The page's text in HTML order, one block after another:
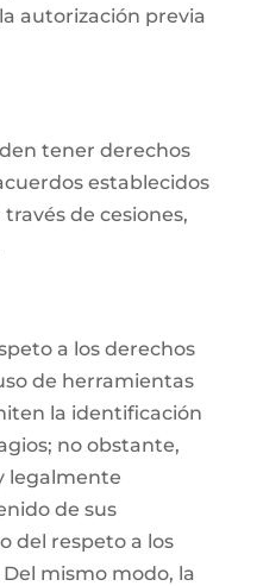
autorización previa
tener derechos
establecidos
de cesiones,
a los derechos
de herramientas
la identificación
no obstante,
legalmente
de sus
del respeto a los
mismo modo, la